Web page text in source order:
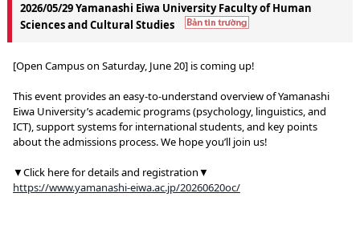
2026/05/29 Yamanashi Eiwa University Faculty of Human
Sciences and Cultural Studies
[Open Campus on Saturday, June 20] is coming up!
This event provides an easy-to-understand overview of Yamanashi
Eiwa University’s academic programs (psychology, linguistics, and
ICT), support systems for international students, and key points
about the admissions process. We hope you’ll join us!
▼Click here for details and registration▼
https://www.yamanashi-eiwa.ac.jp/20260620oc/